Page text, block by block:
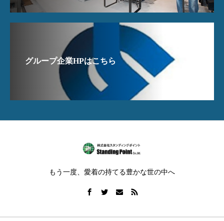
グループ企業HPはこちら
もう一度、愛着の持てる豊かな世の中へ